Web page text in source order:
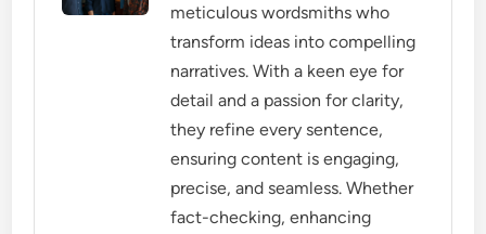
meticulous wordsmiths who
transform ideas into compelling
narratives. With a keen eye for
detail and a passion for clarity,
they refine every sentence,
ensuring content is engaging,
precise, and seamless. Whether
fact-checking, enhancing